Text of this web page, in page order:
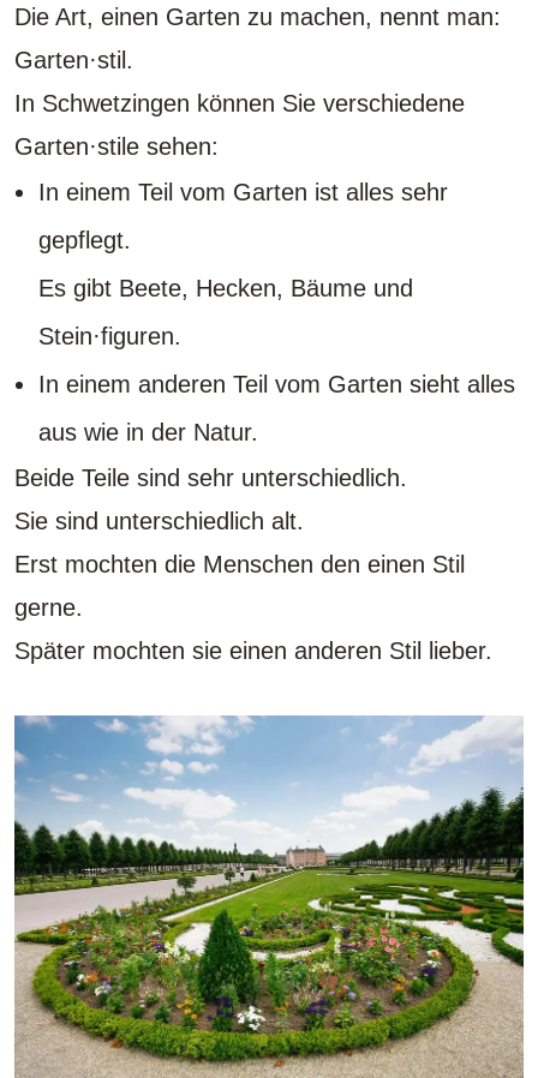
Die Art, einen Garten zu machen, nennt man:
Garten·stil.
In Schwetzingen können Sie verschiedene
Garten·stile sehen:
In einem Teil vom Garten ist alles sehr
gepflegt.
Es gibt Beete, Hecken, Bäume und
Stein·figuren.
In einem anderen Teil vom Garten sieht alles
aus wie in der Natur.
Beide Teile sind sehr unterschiedlich.
Sie sind unterschiedlich alt.
Erst mochten die Menschen den einen Stil
gerne.
Später mochten sie einen anderen Stil lieber.